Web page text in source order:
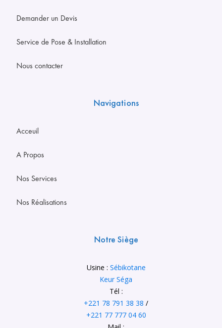
Demander un Devis
Service de Pose & Installation
Nous contacter
Navigations
Acceuil
A Propos
Nos Services
Nos Réalisations
Notre Siège
Usine : Sébikotane
Keur Séga
Tél :
+221 78 791 38 38 /
+221 77 777 04 60